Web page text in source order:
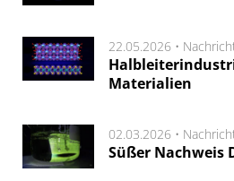
22.05.2026 •
Materialien
02.03.2026 •
Süßer Nachweis